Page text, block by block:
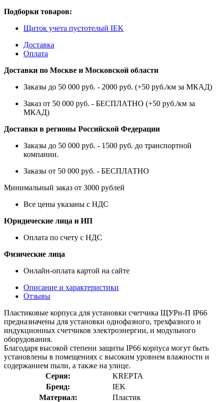
Подборки товаров:
Щиток учета пустотелый IEK
Доставка
Оплата
Доставки по Москве и Московской области
Заказы до 50 000 руб. - 2000 руб. (+50 руб./км за МКАД)
Заказ от 50 000 руб. - БЕСПЛАТНО (+50 руб./км за
МКАД)
Доставки в регионы Российской Федерации
Заказы до 50 000 руб. - 1500 руб. до транспортной
компании.
Заказы от 50 000 руб. - БЕСПЛАТНО
Минимальный заказ от 3000 рублей
Все цены указаны с НДС
Юридические лица и ИП
Оплата по счету с НДС
Физические лица
Онлайн-оплата картой на сайте
Описание и характеристики
Отзывы
Пластиковые корпуса для установки счетчика ЩУРн-П IP66
предназначены для установки однофазного, трехфазного и
индукционных счетчиков электроэнергии, и модульного
оборудования.
Благодаря высокой степени защиты IP66 корпуса могут быть
установлены в помещениях с высоким уровнем влажности и
содержанием пыли, а также на улице.
Серия:
KREPTA
Бренд:
IEK
Материал:
Пластик